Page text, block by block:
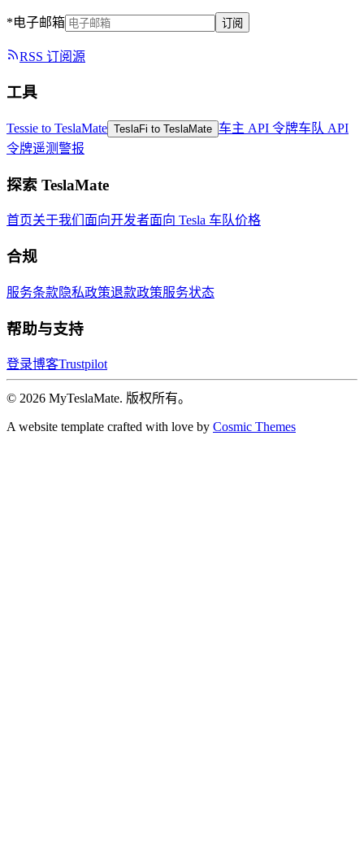
*电子邮箱 订阅
RSS 订阅源
工具
Tessie to TeslaMate TeslaFi to TeslaMate 车主 API 令牌车队 API
令牌遥测警报
探索 TeslaMate
首页关于我们 面向开发者面向 Tesla 车队价格
合规
服务条款隐私政策退款政策服务状态
帮助与支持
登录博客Trustpilot
© 2026 MyTeslaMate. 版权所有。
A website template crafted with love by Cosmic Themes